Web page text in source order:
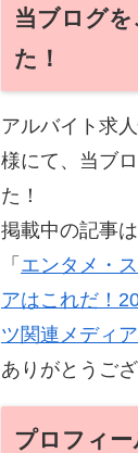
当ブログ
た！
アルバイト求
様にて、当ブ
た！
掲載中の記事
「 エンタメ・
アはこれだ！
ツ関連メディア
ありがとうご
プロフィー